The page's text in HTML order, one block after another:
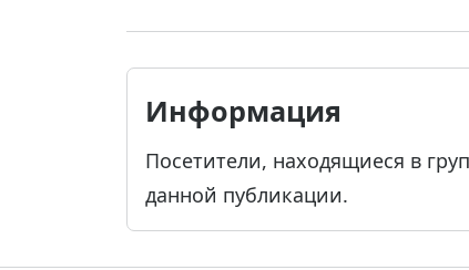
Информация
Посетители, находящиеся в
данной публикации.